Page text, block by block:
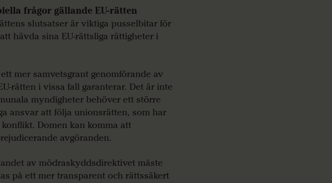
frågor gällande EU-rätten
slutsatser är viktiga pusselbitar för
hävda sina EU-rättsliga rättigheter i
mer samvetsgrant genomförande av
rätten i vissa fall garanterar. Det är inte
myndigheter behöver ett större
ansvar att följa unionsrätten, som har
Domen kan komma att
avgöranden.
av mödraskyddsdirektivet måste
på ett mer transparent och rättssäkert